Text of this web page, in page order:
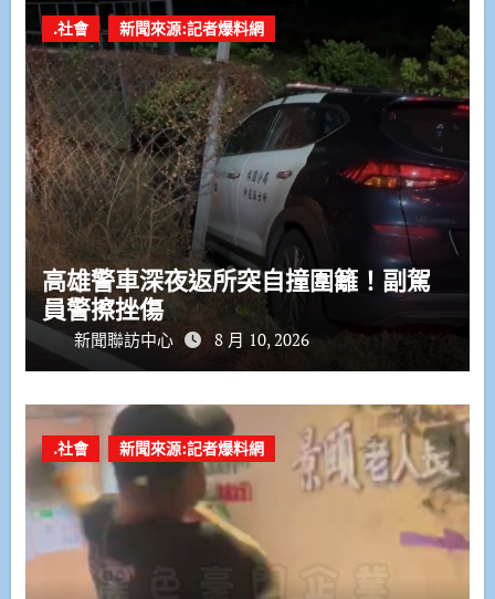
.社會 新聞來源:記者爆料網
高雄警車深夜返所突自撞圍籬！副駕
員警擦挫傷
新聞聯訪中心 8 月 10, 2026
.社會 新聞來源:記者爆料網